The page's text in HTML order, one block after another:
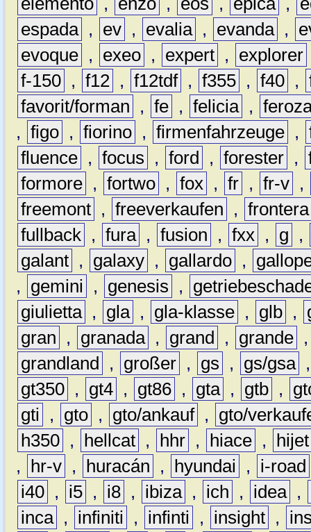
espada , ev , evalia , evanda ,
evoque , exeo , expert , explorer
f-150 , f12 , f12tdf , f355 , f40 ,
favorit/forman
, fe , felicia ,
, figo , fiorino , firmenfahrzeuge ,
fluence , focus , ford , forester ,
formore , fortwo , fox , fr , fr-v ,
freemont , freeverkaufen , frontera
fullback , fura , fusion , fxx , g
,
galant , galaxy , gallardo ,
,
gemini , genesis ,
giulietta , gla , gla-klasse , glb ,
gran
, granada , grand , grande
grandland
, großer , gs , gs/gsa
gt350 , gt4 , gt86 , gta , gtb ,
gti
, gto , gto/ankauf ,
gto/
h350 , hellcat , hhr , hiace ,
hijet
,
hr-v , huracán , hyundai ,
i-road
i40 , i5 , i8 , ibiza , ich , idea ,
inca , infiniti , infinti , insight ,